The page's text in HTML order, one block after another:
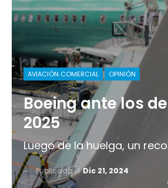
AVIACIÓN COMERCIAL OPINIÓN
Boeing ante los
2025
Luego de la huelga, un
Publicado elDic 21, 2024